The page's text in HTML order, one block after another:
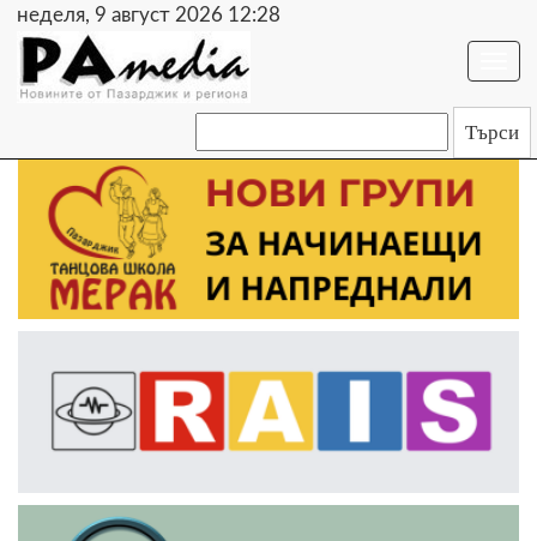
неделя, 9 август 2026 12:28